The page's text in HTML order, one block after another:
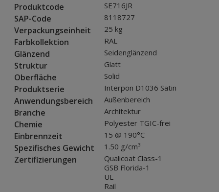
Produktcode SE716JR
SAP-Code 8118727
Verpackungseinheit 25 kg
Farbkollektion RAL
Glänzend Seidenglänzend
Struktur Glatt
Oberfläche Solid
Produktserie Interpon D1036 Satin
Anwendungsbereich Außenbereich
Branche Architektur
Chemie Polyester TGIC-frei
Einbrennzeit 15 @ 190°C
Spezifisches Gewicht 1.50 g/cm³
Zertifizierungen
Qualicoat Class-1
GSB Florida-1
UL
Rail